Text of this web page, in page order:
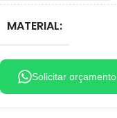
MATERIAL:
Solicitar orçamento